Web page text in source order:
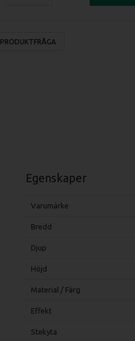
PRODUKTFRÅGA
Egenskaper
Varumärke
Bredd
Djup
Höjd
Material / Färg
Effekt
Stekyta